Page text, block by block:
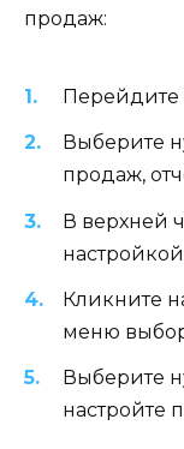
продаж:
Перейдите
Выберите
продаж,
В верхней
Кликните
меню
Выберите
настройте